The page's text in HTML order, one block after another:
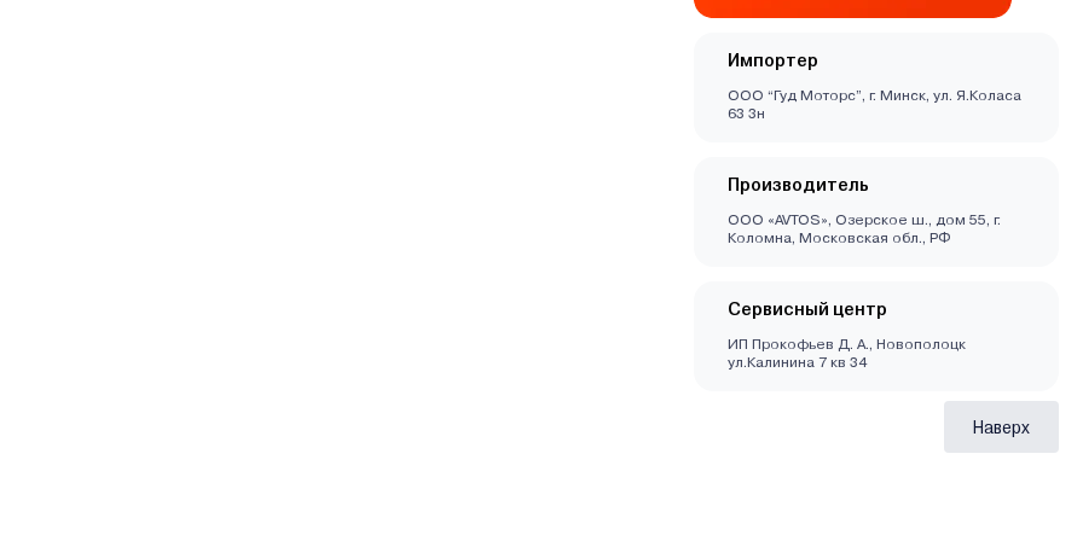
Импортер
ООО “Гуд Моторс”, г. Минск, ул. Я.Коласа
63 3н
Производитель
ООО «AVTOS», Озерское ш., дом 55, г.
Коломна, Московская обл., РФ
Сервисный центр
ИП Прокофьев Д. А., Новополоцк
ул.Калинина 7 кв 34
Наверх